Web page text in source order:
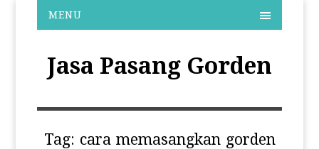
MENU
Jasa Pasang Gorden
Tag: cara memasangkan gorden